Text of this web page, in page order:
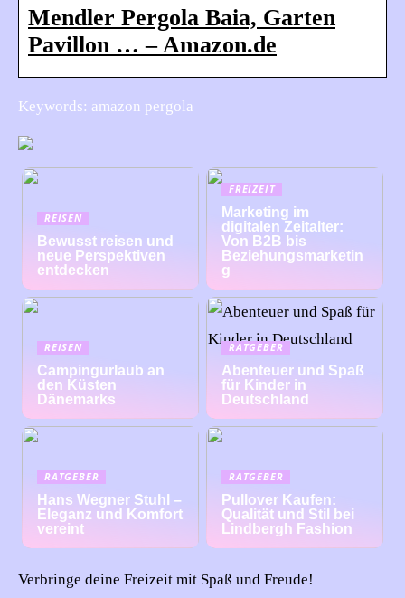
Mendler Pergola Baia, Garten
Pavillon … – Amazon.de
Keywords: amazon pergola
REISEN
Bewusst reisen und
neue Perspektiven
entdecken
FREIZEIT
Marketing im
digitalen Zeitalter:
Von B2B bis
Beziehungsmarketin
g
REISEN
Campingurlaub an
den Küsten
Dänemarks
RATGEBER
Abenteuer und Spaß
für Kinder in
Deutschland
RATGEBER
Hans Wegner Stuhl –
Eleganz und Komfort
vereint
RATGEBER
Pullover Kaufen:
Qualität und Stil bei
Lindbergh Fashion
Verbringe deine Freizeit mit Spaß und Freude!